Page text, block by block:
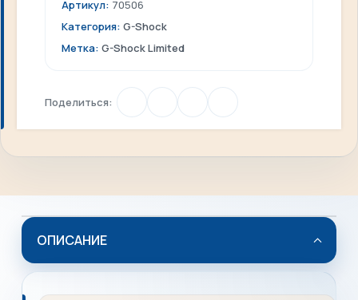
Артикул: 70506
Категория: G-Shock
Метка: G-Shock Limited
Поделиться:
ОПИСАНИЕ